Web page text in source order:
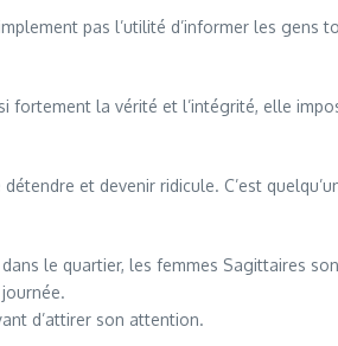
pas l’utilité d’informer les gens
fortement la vérité et l’intégrité, elle
et devenir ridicule. C’est
dans le quartier, les femmes Sagittaires
d’attirer son attention.